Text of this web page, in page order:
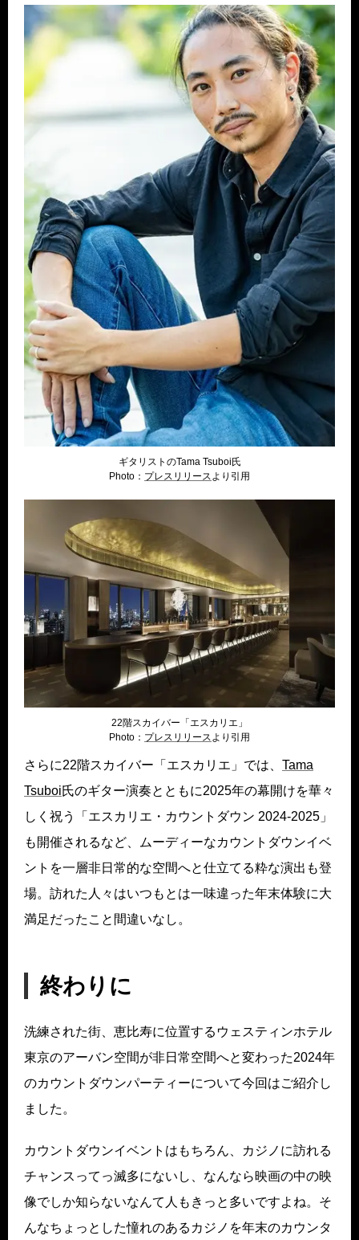
ギタリストのTama Tsuboi氏
Photo： プレスリリ ースより引用
22階スカイバー「エスカリエ」
Photo： プレスリリ ースより引用
さらに22階スカイバー「エスカリエ」では、 Tama
Tsuboi氏のギター演奏とともに2025年の幕開けを華々
しく祝う「エスカリエ・カウントダウン 2024-2025」
も開催されるなど、ムーディーなカウントダウンイベ
ントを一層非日常的な空間へと仕立てる粋な演出も登
場。訪れた人々はいつもとは一味違った年末体験に大
満足だったこと間違いなし。
終わりに
洗練された街、恵比寿に位置するウェスティンホテル
東京のアーバン空間が非日常空間へと変わった2024年
のカウントダウンパーティーについて今回はご紹介し
ました。
カウントダウンイベントはもちろん、カジノに訪れる
チャンスってっ滅多にないし、なんなら映画の中の映
像でしか知らないなんて人もきっと多いですよね。そ
んなちょっとした憧れのあるカジノを年末のカウンタ